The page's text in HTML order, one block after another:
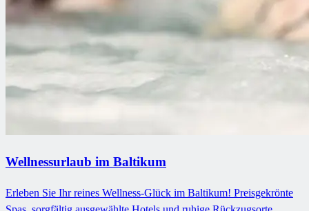
Wellnessurlaub im Baltikum
Erleben Sie Ihr reines Wellness-Glück im Baltikum! Preisgekrönte